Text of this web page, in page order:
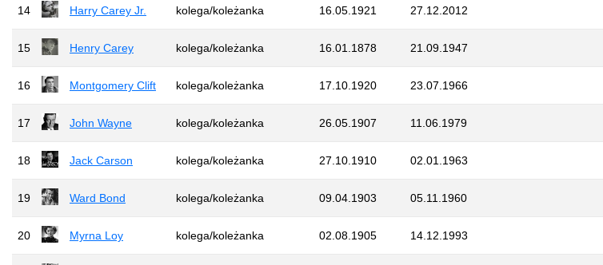
14 Harry Carey Jr. kolega/koleżanka 16.05.1921 27.12.2012
15 Henry Carey kolega/koleżanka 16.01.1878 21.09.1947
16 Montgomery Clift kolega/koleżanka 17.10.1920 23.07.1966
17 John Wayne kolega/koleżanka 26.05.1907 11.06.1979
18 Jack Carson kolega/koleżanka 27.10.1910 02.01.1963
19 Ward Bond kolega/koleżanka 09.04.1903 05.11.1960
20 Myrna Loy kolega/koleżanka 02.08.1905 14.12.1993